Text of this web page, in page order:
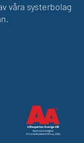
våra systerbolag